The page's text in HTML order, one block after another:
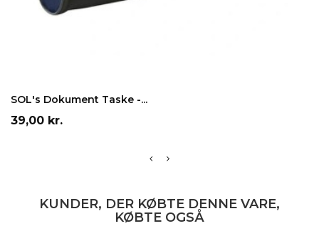
SOL's Dokument Taske -...
Pris
39,00 kr.
KUNDER, DER KØBTE DENNE VARE,
KØBTE OGSÅ